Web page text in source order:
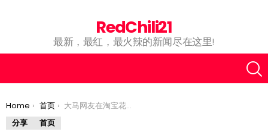
RedChili21
最新，最红，最火辣的新闻尽在这里!
You are here:
Home 首页
大马网友在淘宝花RM580买到2只右鞋！卖家竟然这样回复！
分享
首页